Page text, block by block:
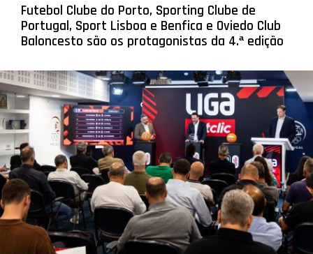
Futebol Clube do Porto, Sporting Clube de
Portugal, Sport Lisboa e Benfica e Oviedo Club
Baloncesto são os protagonistas da 4.ª edição